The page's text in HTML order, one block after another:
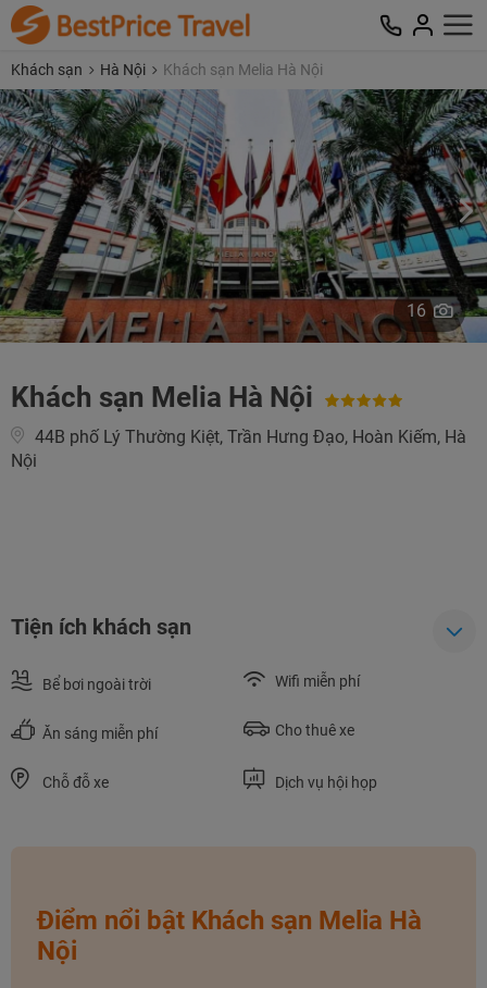
Khách sạn Hà Nội Khách sạn Melia Hà Nội
16
Khách sạn Melia Hà Nội
44B phố Lý Thường Kiệt, Trần Hưng Đạo, Hoàn Kiếm, Hà
Nội
Tiện ích khách sạn
Bể bơi ngoài trời Wifi miễn phí
Ăn sáng miễn phí Cho thuê xe
Chỗ đỗ xe Dịch vụ hội họp
Điểm nổi bật Khách sạn Melia Hà
Nội
TƯ VẤN NGAY